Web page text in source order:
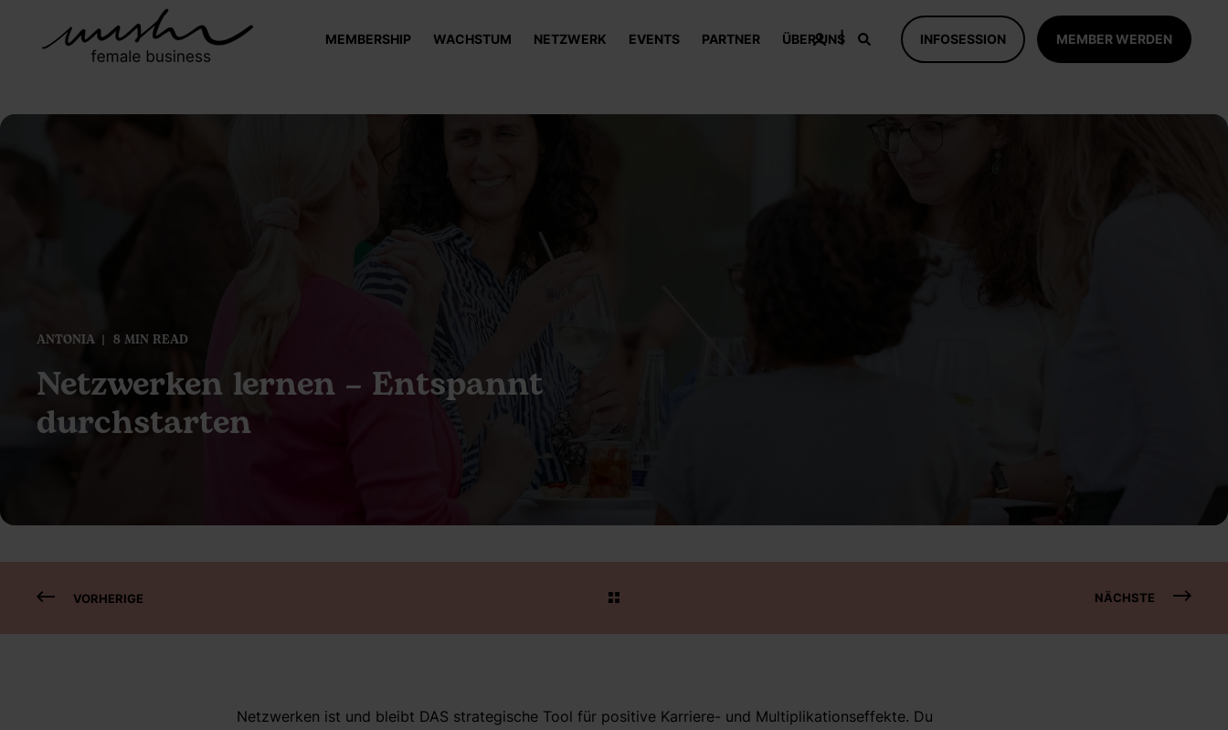
MEMBERSHIP WACHSTUM NETZWERK EVENTS PARTNER ÜBER UNS INFOSESSION MEMBER WERDEN
ANTONIA 8 MIN READ
Netzwerken lernen – Entspannt
durchstarten
VORHERIGE NÄCHSTE
Netzwerken ist und bleibt DAS strategische Tool für positive Karriere- und Multiplikationseffekte. Du